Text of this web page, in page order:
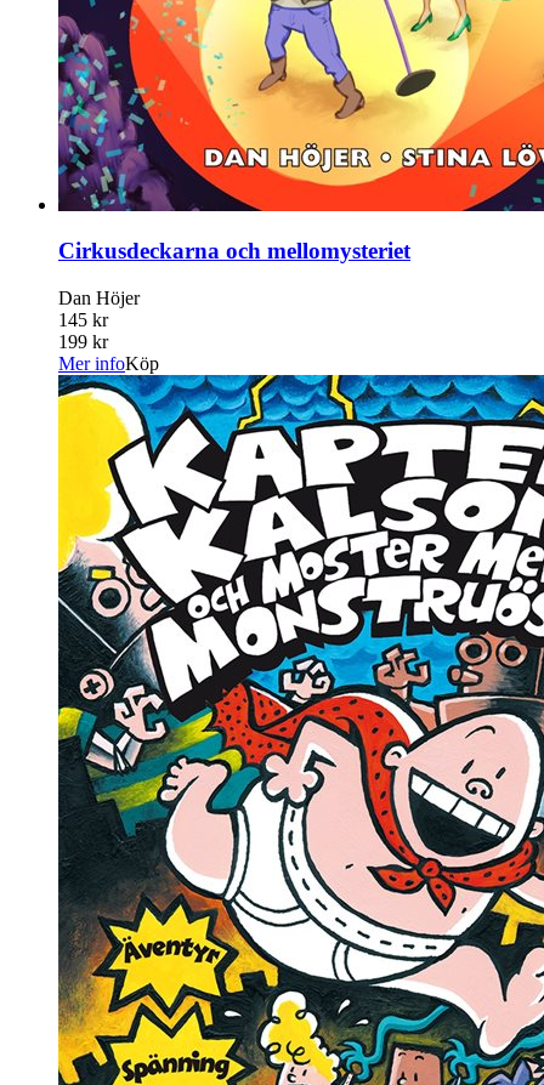
Cirkusdeckarna och mellomysteriet
Dan Höjer
145 kr
199 kr
Mer infoKöp